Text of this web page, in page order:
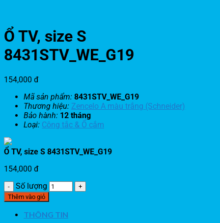
Ổ TV, size S
8431STV_WE_G19
154,000 đ
Mã sản phẩm: 8431STV_WE_G19
Thương hiệu: Zencelo A màu trắng (Schneider)
Bảo hành: 12 tháng
Loại: Công tắc & Ổ cắm
Ổ TV, size S 8431STV_WE_G19
154,000 đ
Số lượng
Thêm vào giỏ
THÔNG TIN